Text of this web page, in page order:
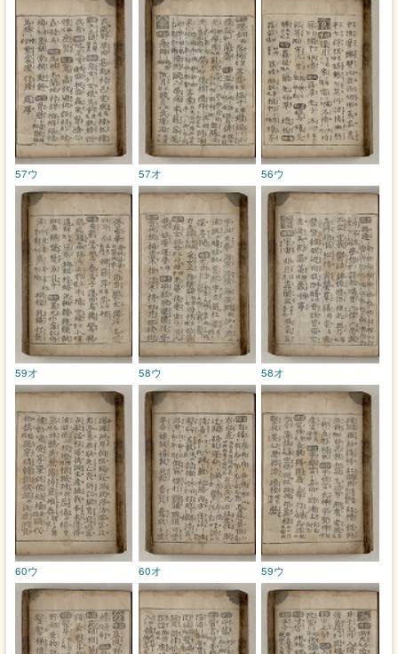
56ウ
57オ
57ウ
58オ
58ウ
59オ
59ウ
60オ
60ウ